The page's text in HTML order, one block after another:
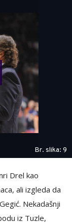
Br. slika: 9
Drel kao
ali izgleda da
Nekadašnji
iz Tuzle,